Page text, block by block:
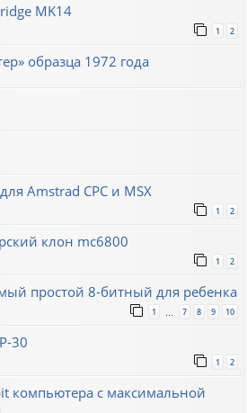
MK14
1 2
образца 1972 года
Amstrad CPC и MSX
1 2
клон mc6800
1 2
простой 8-битный для ребенка
1 … 7 8 9 10
30
1 2
компьютера с максимальной